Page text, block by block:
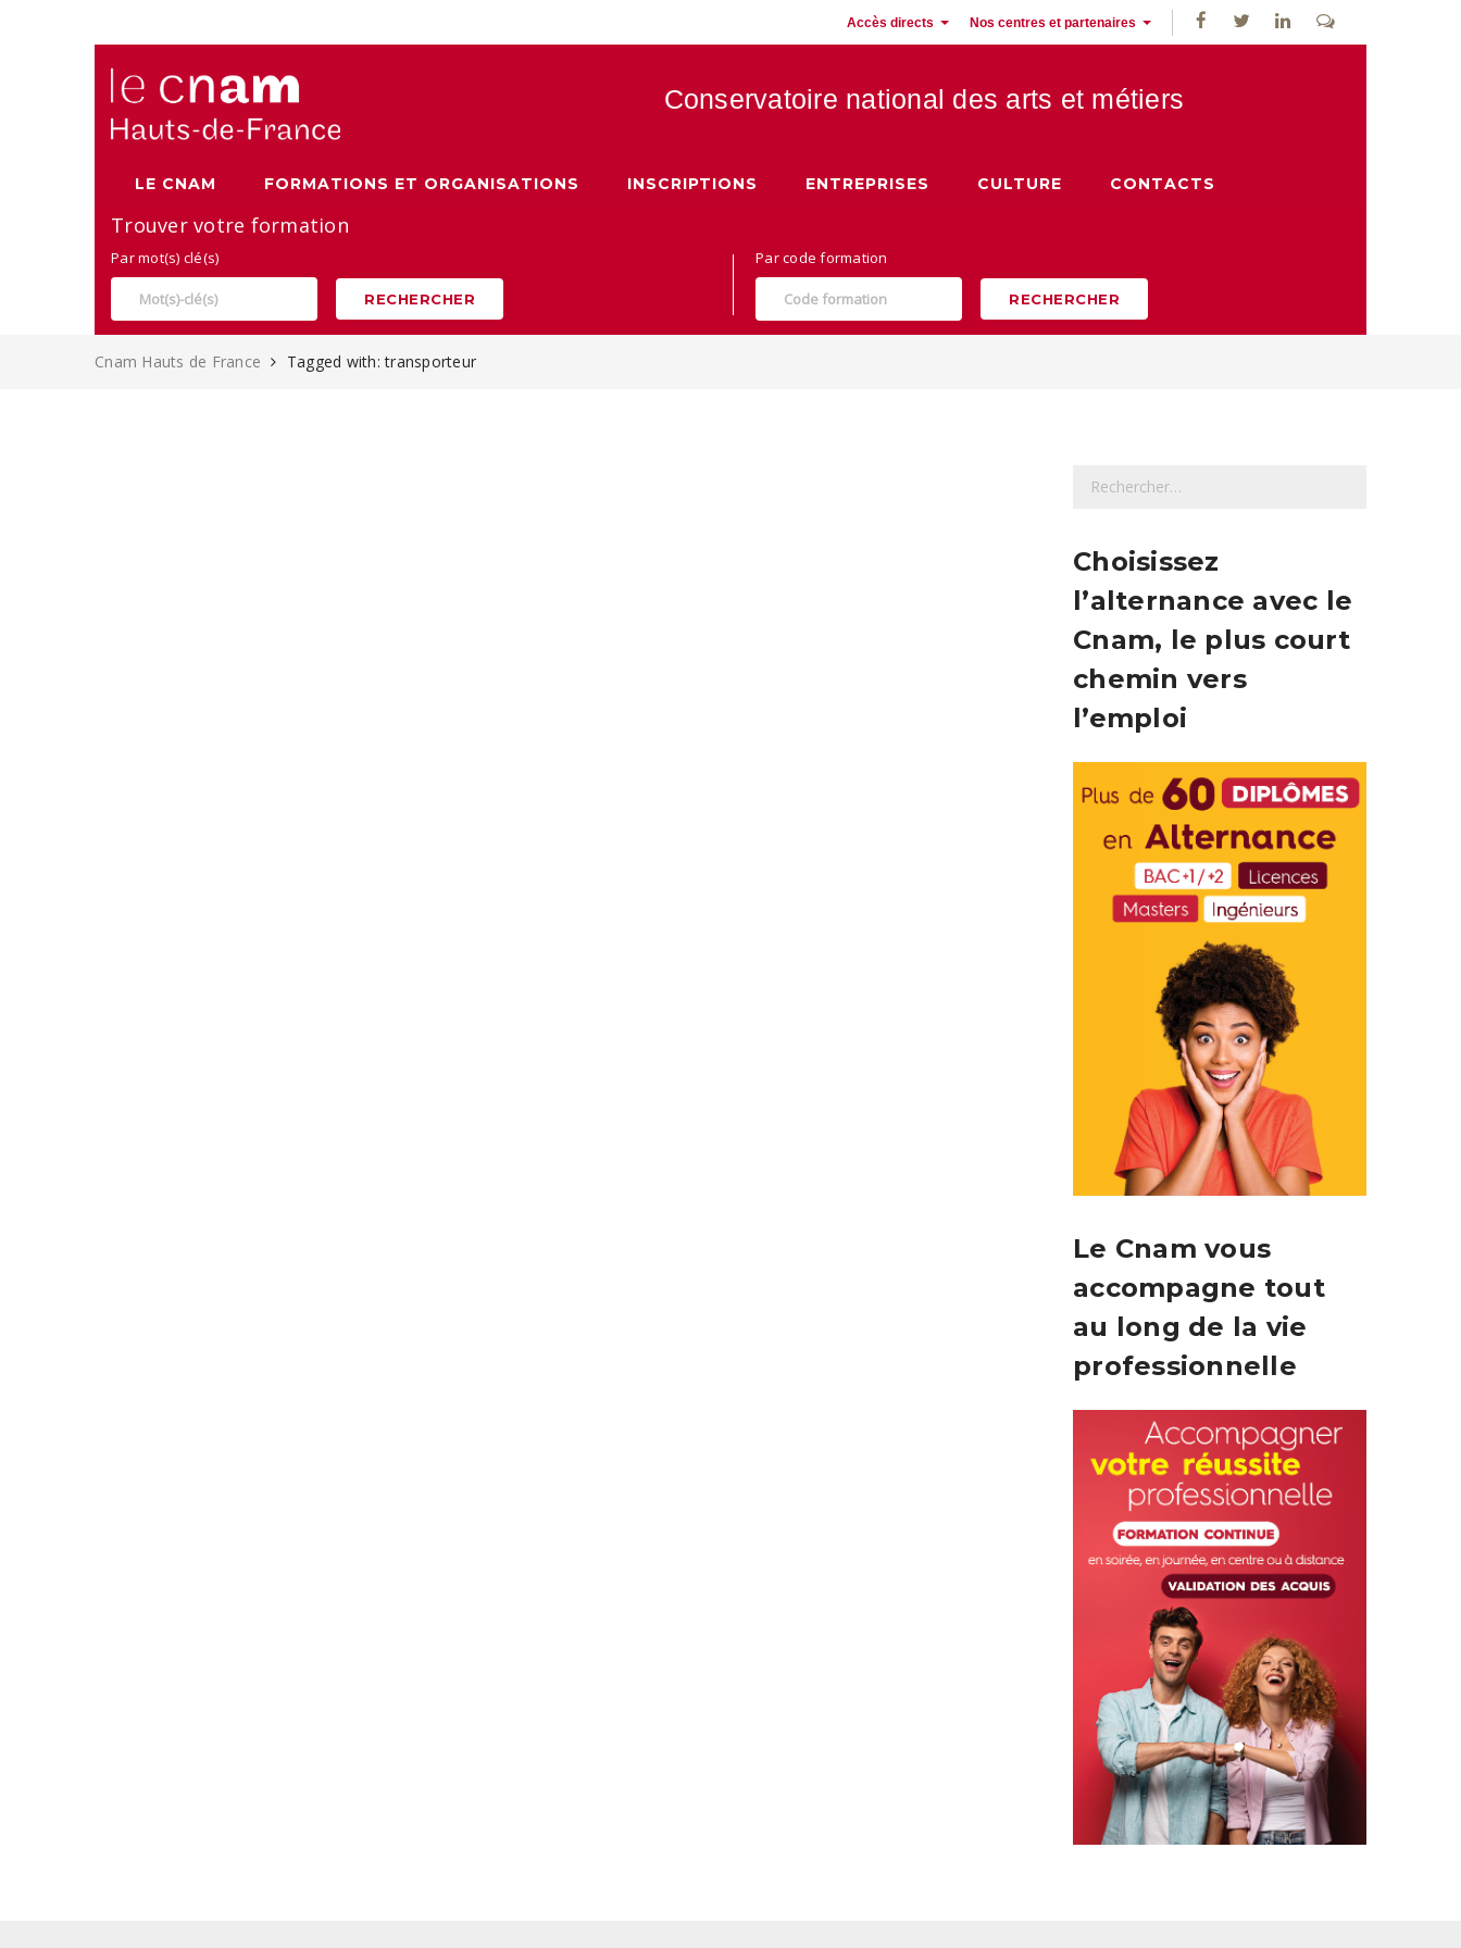
Accès directs Nos centres et partenaires
Conservatoire national des arts et métiers
LE CNAM FORMATIONS ET ORGANISATIONS INSCRIPTIONS ENTREPRISES CULTURE CONTACTS
Trouver votre formation
Par mot(s) clé(s)
RECHERCHER
Par code formation
RECHERCHER
Cnam Hauts de France Tagged with: transporteur
h
r
c
e
r
:
Choisissez
l’alternance avec le
Cnam, le plus court
chemin vers
l’emploi
Le Cnam vous
accompagne tout
au long de la vie
professionnelle